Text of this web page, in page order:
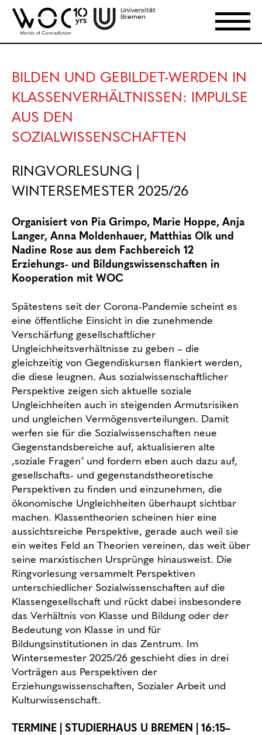
BILDEN UND GEBILDET-WERDEN IN
KLASSENVERHÄLTNISSEN: IMPULSE
AUS DEN
SOZIALWISSENSCHAFTEN
RINGVORLESUNG |
WINTERSEMESTER 2025/26
Organisiert von Pia Grimpo, Marie Hoppe, Anja
Langer, Anna Moldenhauer, Matthias Olk und
Nadine Rose aus dem Fachbereich 12
Erziehungs- und Bildungswissenschaften in
Kooperation mit WOC
Spätestens seit der Corona-Pandemie scheint es
eine öffentliche Einsicht in die zunehmende
Verschärfung gesellschaftlicher
Ungleichheitsverhältnisse zu geben – die
gleichzeitig von Gegendiskursen flankiert werden,
die diese leugnen. Aus sozialwissenschaftlicher
Perspektive zeigen sich aktuelle soziale
Ungleichheiten auch in steigenden Armutsrisiken
und ungleichen Vermögensverteilungen. Damit
werfen sie für die Sozialwissenschaften neue
Gegenstandsbereiche auf, aktualisieren alte
‚soziale Fragen‘ und fordern eben auch dazu auf,
gesellschafts- und gegenstandstheoretische
Perspektiven zu finden und einzunehmen, die
ökonomische Ungleichheiten überhaupt sichtbar
machen. Klassentheorien scheinen hier eine
aussichtsreiche Perspektive, gerade auch weil sie
ein weites Feld an Theorien vereinen, das weit über
seine marxistischen Ursprünge hinausweist. Die
Ringvorlesung versammelt Perspektiven
unterschiedlicher Sozialwissenschaften auf die
Klassengesellschaft und rückt dabei insbesondere
das Verhältnis von Klasse und Bildung oder der
Bedeutung von Klasse in und für
Bildungsinstitutionen in das Zentrum. Im
Wintersemester 2025/26 geschieht dies in drei
Vorträgen aus Perspektiven der
Erziehungswissenschaften, Sozialer Arbeit und
Kulturwissenschaft.
TERMINE | STUDIERHAUS U BREMEN | 16:15–